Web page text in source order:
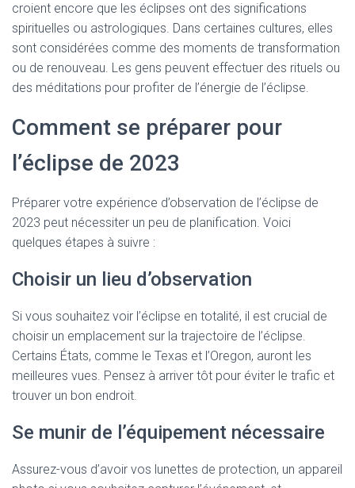
croient encore que les éclipses ont des significations
spirituelles ou astrologiques. Dans certaines cultures, elles
sont considérées comme des moments de transformation
ou de renouveau. Les gens peuvent effectuer des rituels ou
des méditations pour profiter de l’énergie de l’éclipse.
Comment se préparer pour
l’éclipse de 2023
Préparer votre expérience d’observation de l’éclipse de
2023 peut nécessiter un peu de planification. Voici
quelques étapes à suivre :
Choisir un lieu d’observation
Si vous souhaitez voir l’éclipse en totalité, il est crucial de
choisir un emplacement sur la trajectoire de l’éclipse.
Certains États, comme le Texas et l’Oregon, auront les
meilleures vues. Pensez à arriver tôt pour éviter le trafic et
trouver un bon endroit.
Se munir de l’équipement nécessaire
Assurez-vous d’avoir vos lunettes de protection, un appareil